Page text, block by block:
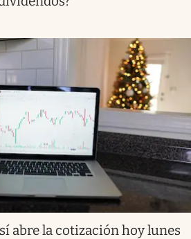
abre la cotización hoy lunes